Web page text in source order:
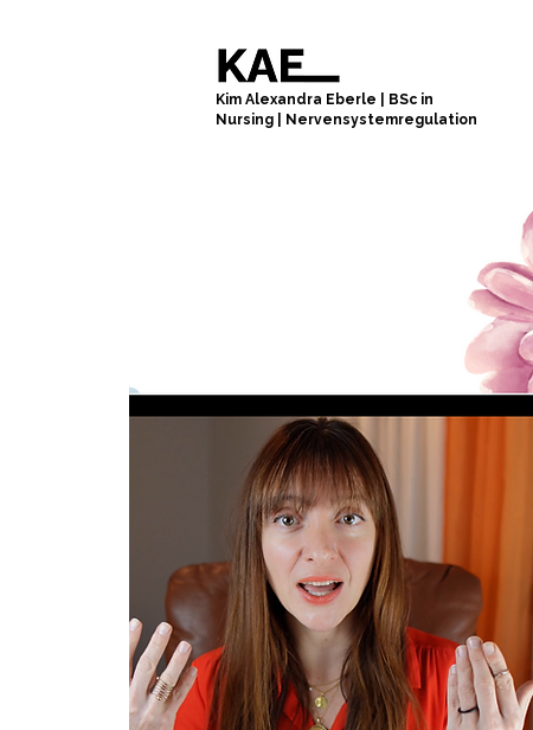
Kim Alexandra Eberle
BSc in
Nursing
Nervensystemregulation